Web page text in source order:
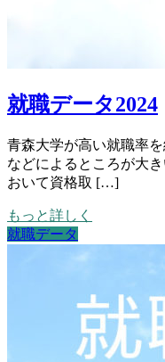
就職データ2024
青森大学が高い就職率
などによるところが大
おいて資格取 […]
もっと詳しく
就職データ